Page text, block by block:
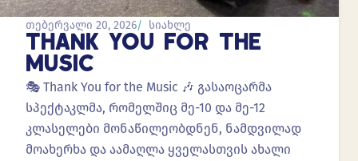
თებერვალი 20, 2026 სიახლე
THANK YOU FOR THE
MUSIC
🎭 Thank You for the Music 🎶 გასაოცარმა
სპექტაკლმა, რომელშიც მე-10 და მე-12
კლასელები მონაწილეობდნენ, ნამდვილად
მოახერხა და აამაღლა ყველასთვის ახალი